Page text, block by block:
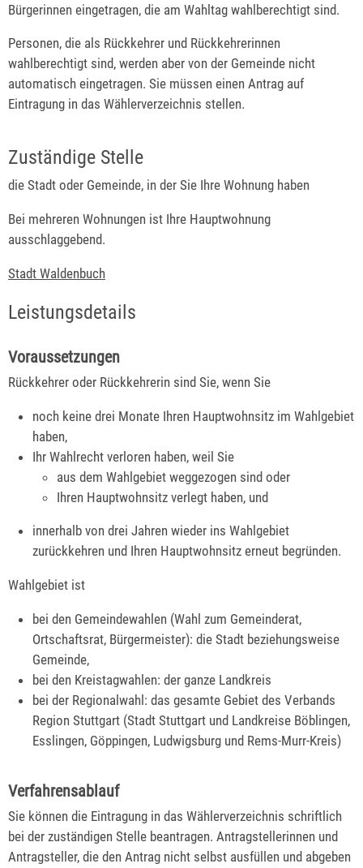
Bürgerinnen eingetragen, die am Wahltag wahlberechtigt sind.
Personen, die als Rückkehrer und Rückkehrerinnen
wahlberechtigt sind, werden aber von der Gemeinde nicht
automatisch eingetragen. Sie müssen einen Antrag auf
Eintragung in das Wählerverzeichnis stellen.
Zuständige Stelle
die Stadt oder Gemeinde, in der Sie Ihre Wohnung haben
Bei mehreren Wohnungen ist Ihre Hauptwohnung
ausschlaggebend.
Stadt Waldenbuch
Leistungsdetails
Voraussetzungen
Rückkehrer oder Rückkehrerin sind Sie, wenn Sie
noch keine drei Monate Ihren Hauptwohnsitz im Wahlgebiet
haben,
Ihr Wahlrecht verloren haben, weil Sie
aus dem Wahlgebiet weggezogen sind oder
Ihren Hauptwohnsitz verlegt haben, und
innerhalb von drei Jahren wieder ins Wahlgebiet
zurückkehren und Ihren Hauptwohnsitz erneut begründen.
Wahlgebiet ist
bei den Gemeindewahlen (Wahl zum Gemeinderat,
Ortschaftsrat, Bürgermeister): die Stadt beziehungsweise
Gemeinde,
bei den Kreistagwahlen: der ganze Landkreis
bei der Regionalwahl: das gesamte Gebiet des Verbands
Region Stuttgart (Stadt Stuttgart und Landkreise Böblingen,
Esslingen, Göppingen, Ludwigsburg und Rems-Murr-Kreis)
Verfahrensablauf
Sie können die Eintragung in das Wählerverzeichnis schriftlich
bei der zuständigen Stelle beantragen. Antragstellerinnen und
Antragsteller, die den Antrag nicht selbst ausfüllen und abgeben